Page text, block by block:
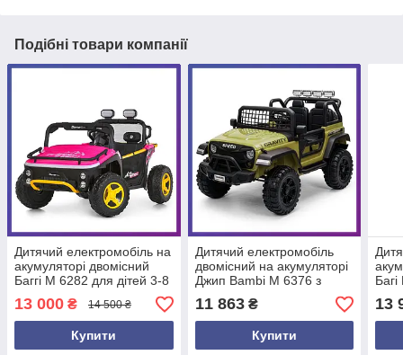
Подібні товари компанії
Дитячий електромобіль на
акумуляторі двомісний
Баггі M 6282 для дітей 3-8
років Рожевий
13 000 ₴ 14 500 ₴
Купити
Дитячий електромобіль
двомісний на акумуляторі
Джип Bambi M 6376 з
пультом радіокерування
для дітей 3-8 років
Зелений
11 863₴
Купити
для
13